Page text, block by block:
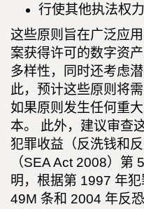
行使其他执法权力
这些原则旨在广泛应
案获得许可的数字资
多样性，同时还考虑
此，预计这些原则将
如果原则发生任何重
本。 此外，建议审查
犯罪收益（反洗钱和
（SEA Act 2008）第
明，根据第 1997 年
49M 条和 2004 年反